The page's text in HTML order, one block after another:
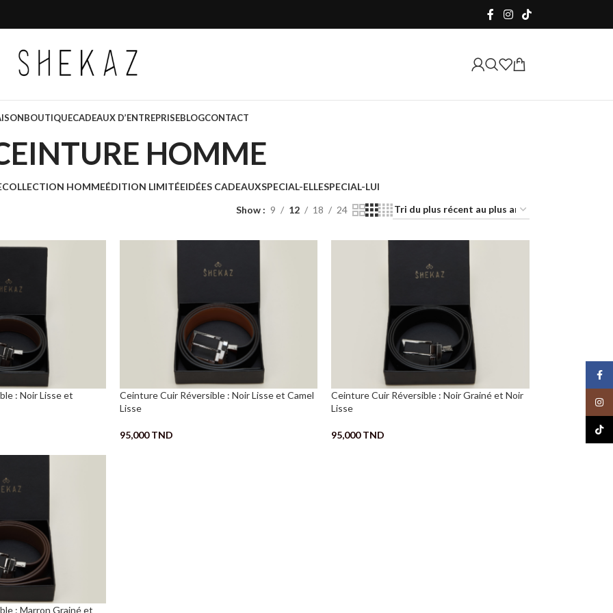
BOUTIQUECADEAUX D’ENTREPRISEBLOGCONTACT
HOMME
COLLECTION HOMMEÉDITION LIMITÉEIDÉES CADEAUXSPECIAL-ELLESPECIAL-LUI
Show 9 12 18 24
: Noir Lisse et
Ceinture Cuir Réversible : Noir Lisse et Camel
Lisse
95,000TND
Ceinture Cuir Réversible : Noir Grainé et Noir
Lisse
95,000TND
: Marron Grainé et